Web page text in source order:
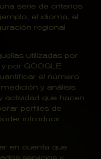
serie de criterios
el idioma, el
regional
utilizadas por
y por GOOGLE
el número
y análisis
actividad que hacen
perfiles de
introducir
en cuenta que